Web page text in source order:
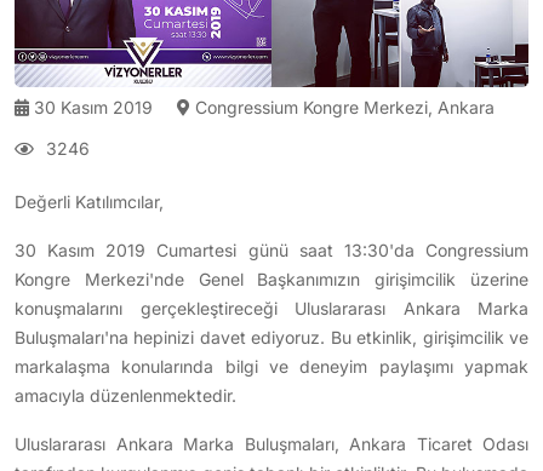
30 Kasım 2019
Congressium Kongre Merkezi, Ankara
3246
Değerli Katılımcılar,
30 Kasım 2019 Cumartesi günü saat 13:30'da Congressium
Kongre Merkezi'nde Genel Başkanımızın girişimcilik üzerine
konuşmalarını gerçekleştireceği Uluslararası Ankara Marka
Buluşmaları'na hepinizi davet ediyoruz. Bu etkinlik, girişimcilik ve
markalaşma konularında bilgi ve deneyim paylaşımı yapmak
amacıyla düzenlenmektedir.
Uluslararası Ankara Marka Buluşmaları, Ankara Ticaret Odası